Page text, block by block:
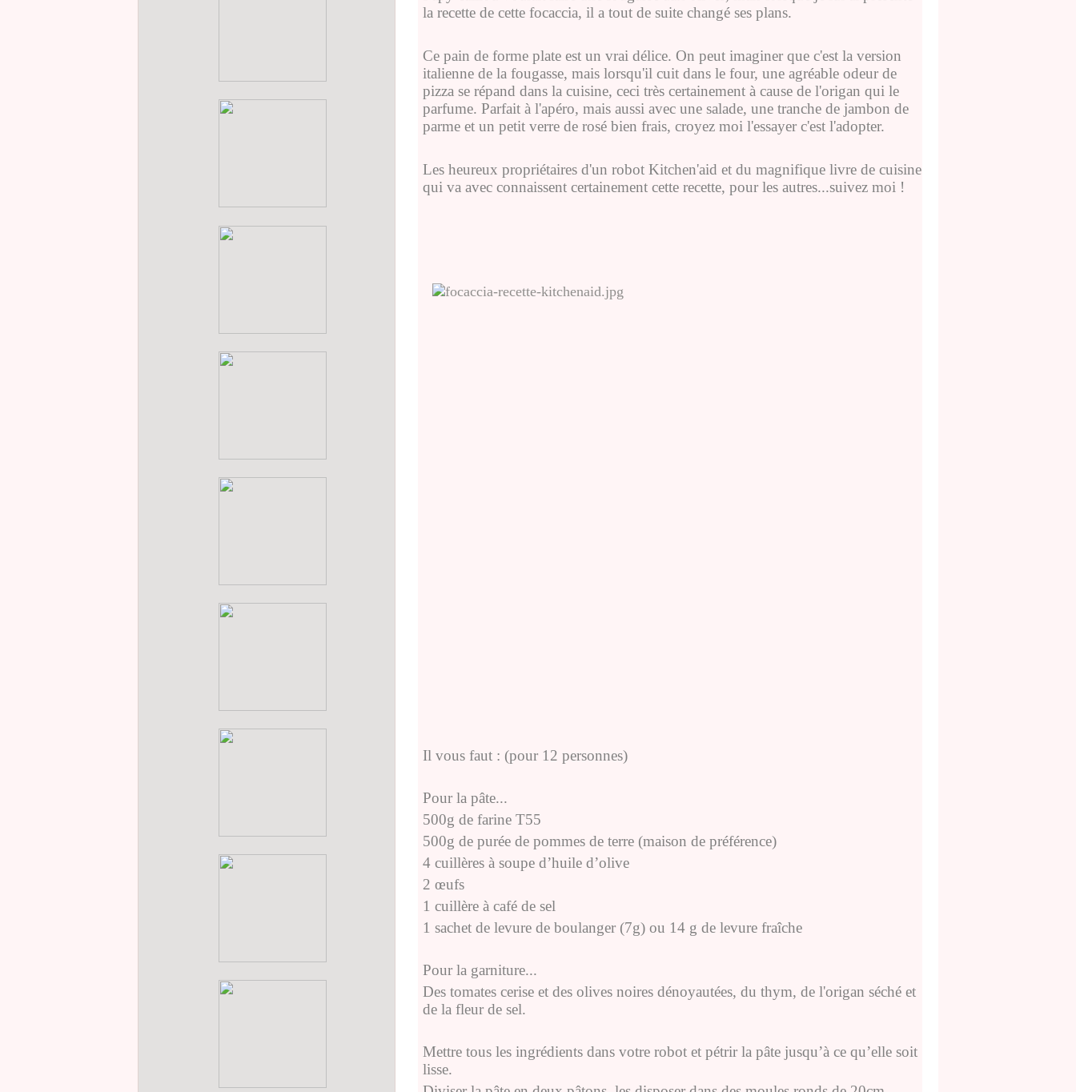
la recette de cette focaccia, il a tout de suite changé ses plans.
Ce pain de forme plate est un vrai délice. On peut imaginer que c'est la version
italienne de la fougasse, mais lorsqu'il cuit dans le four, une agréable odeur de
pizza se répand dans la cuisine, ceci très certainement à cause de l'origan qui le
parfume. Parfait à l'apéro, mais aussi avec une salade, une tranche de jambon de
parme et un petit verre de rosé bien frais, croyez moi l'essayer c'est l'adopter.
Les heureux propriétaires d'un robot Kitchen'aid et du magnifique livre de cuisine
qui va avec connaissent certainement cette recette, pour les autres...suivez moi !
Il vous faut : (pour 12 personnes)
Pour la pâte...
500g de farine T55
500g de purée de pommes de terre (maison de préférence)
4 cuillères à soupe d’huile d’olive
2 œufs
1 cuillère à café de sel
1 sachet de levure de boulanger (7g) ou 14 g de levure fraîche
Pour la garniture...
Des tomates cerise et des olives noires dénoyautées, du thym, de l'origan séché et
de la fleur de sel.
Mettre tous les ingrédients dans votre robot et pétrir la pâte jusqu’à ce qu’elle soit
lisse.